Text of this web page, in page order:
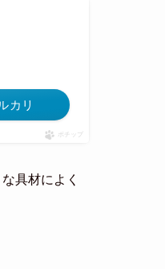
カリ
ポチップ
具材によく